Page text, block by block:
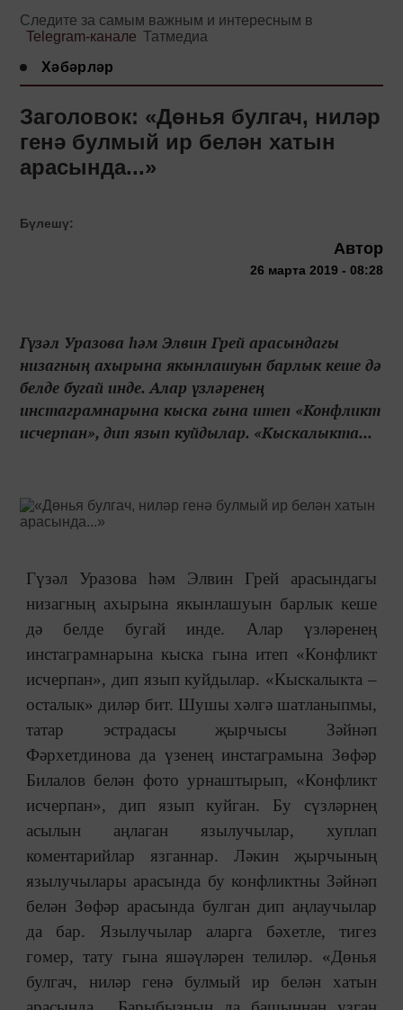
Следите за самым важным и интересным в
Telegram-канале Татмедиа
Хәбәрләр
Заголовок: «Дөнья булгач, ниләр
генә булмый ир белән хатын
арасында...»
Бүлешү:
Автор
26 марта 2019 - 08:28
Гүзәл Уразова һәм Элвин Грей арасындагы
низагның ахырына якынлашуын барлык кеше дә
белде бугай инде. Алар үзләренең
инстаграмнарына кыска гына итеп «Конфликт
исчерпан», дип язып куйдылар. «Кыскалыкта...
Гүзәл Уразова һәм Элвин Грей арасындагы
низагның ахырына якынлашуын барлык кеше
дә белде бугай инде. Алар үзләренең
инстаграмнарына кыска гына итеп «Конфликт
исчерпан», дип язып куйдылар. «Кыскалыкта ‒
осталык» диләр бит. Шушы хәлгә шатланыпмы,
татар эстрадасы җырчысы Зәйнәп
Фәрхетдинова да үзенең инстаграмына Зөфәр
Билалов белән фото урнаштырып, «Конфликт
исчерпан», дип язып куйган. Бу сүзләрнең
асылын аңлаган язылучылар, хуплап
коментарийлар язганнар. Ләкин җырчының
язылучылары арасында бу конфликтны Зәйнәп
белән Зөфәр арасында булган дип аңлаучылар
да бар. Язылучылар аларга бәхетле, тигез
гомер, тату гына яшәүләрен телиләр. «Дөнья
булгач, ниләр генә булмый ир белән хатын